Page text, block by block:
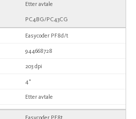
Etter avtale
PC4BG/PC43CG
Easycoder PF8d/t
944668728
203 dpi
4"
Etter avtale